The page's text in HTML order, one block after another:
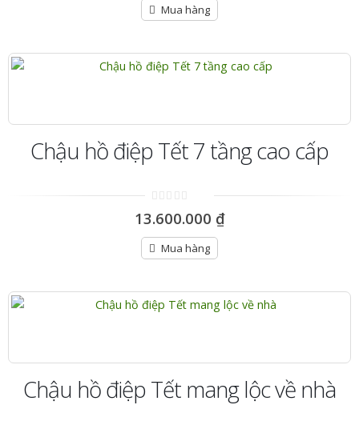
5
Mua hàng
Chậu hồ điệp Tết 7 tầng cao cấp
0
out
5
13.600.000 ₫
Mua hàng
Chậu hồ điệp Tết mang lộc về nhà